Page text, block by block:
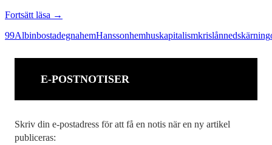
Fortsätt läsa Villaägare
också
99
→
99AlbinbostadegnahemHanssonhemhuskapitalismkrislånnedskärning
E-POSTNOTISER
Skriv din e-postadress för att få en notis när en ny artikel
publiceras: